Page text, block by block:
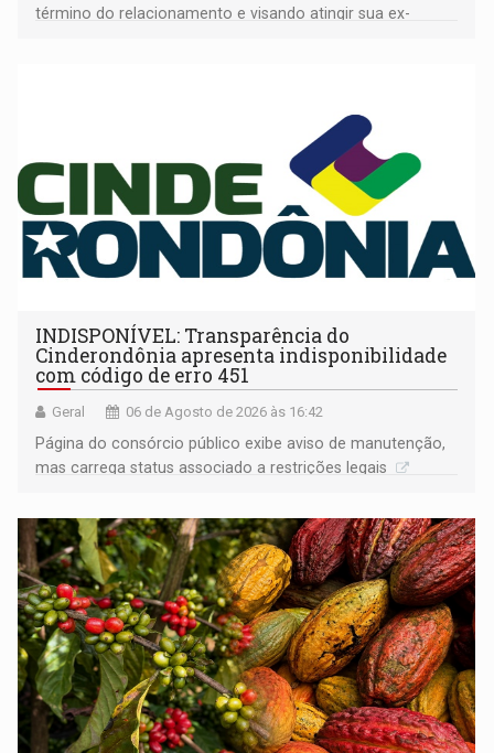
término do relacionamento e visando atingir sua ex-
INDISPONÍVEL: Transparência do
Cinderondônia apresenta indisponibilidade
com código de erro 451
Geral 06 de Agosto de 2026 às 16:42
Página do consórcio público exibe aviso de manutenção,
mas carrega status associado a restrições legais